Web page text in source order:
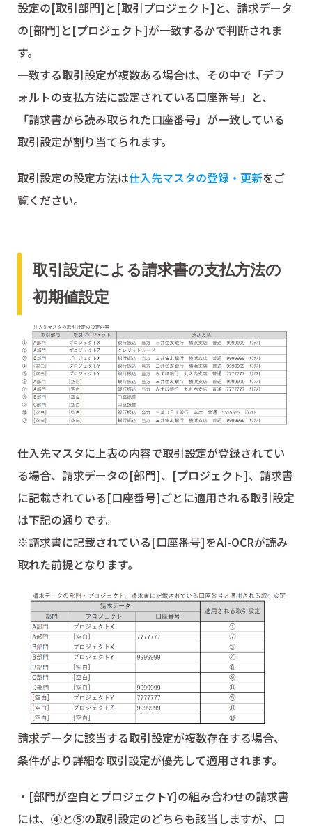
設定の[取引部門]と[取引プロジェクト]と、請求データ
の[部門]と[プロジェクト]が一致するかで判断されま
す。
一致する取引設定が複数ある場合は、その中で「デフ
ォルトの支払方法に設定されている口座番号」と、
「請求書から読み取られた口座番号」が一致している
取引設定が割り当てられます。
取引設定の設定方法は仕入先マスタの登録・更新をご
覧ください。
取引設定による請求書の支払方法の
初期値設定
仕入先マスタに上表の内容で取引設定が登録されてい
る場合、請求データの[部門]、[プロジェクト]、請求書
に記載されている[口座番号]ごとに適用される取引設定
は下記の通りです。
※請求書に記載されている[口座番号]をAI-OCRが読み
取れた前提となります。
請求データに該当する取引設定が複数存在する場合、
条件がより詳細な取引設定が優先して適用されます。
・[部門が空白とプロジェクトY]の組み合わせの請求書
には、④と⑤の取引設定のどちらも該当しますが、口